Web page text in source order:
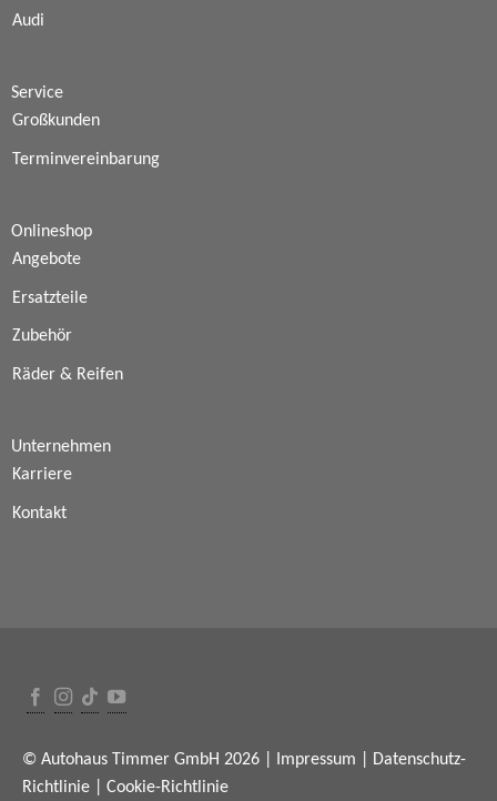
Audi
Service
Großkunden
Terminvereinbarung
Onlineshop
Angebote
Ersatzteile
Zubehör
Räder & Reifen
Unternehmen
Karriere
Kontakt
© Autohaus Timmer GmbH 2026 | Impressum
Datenschutz-
Richtlinie
Cookie-Richtlinie